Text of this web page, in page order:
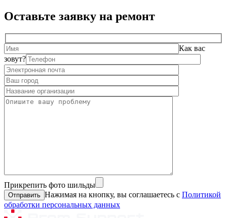
Оставьте заявку на ремонт
Как вас
зовут?
Прикрепить фото шильды
Нажимая на кнопку, вы соглашаетесь с Политикой
обработки персональных данных